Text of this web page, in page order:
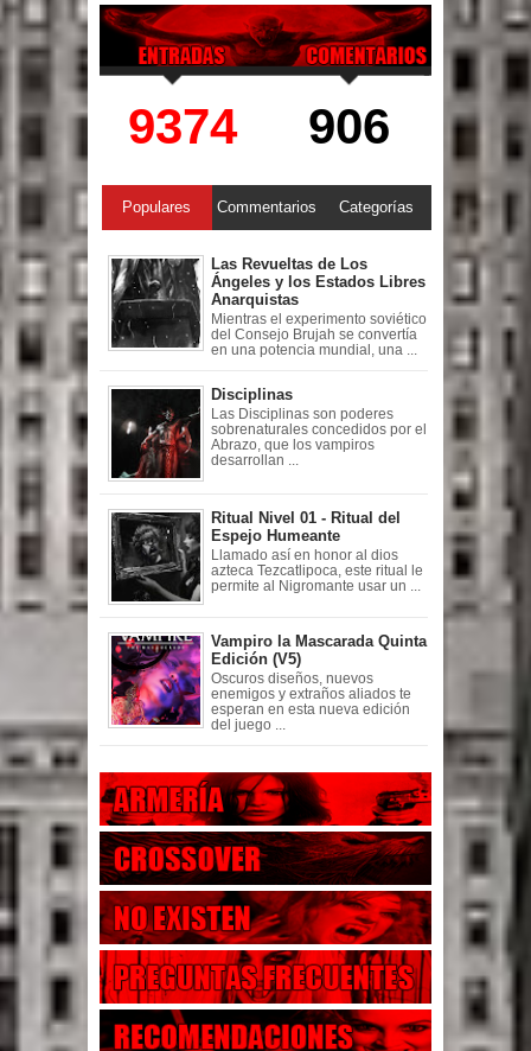
9374 906
Populares Commentarios Categorías
Las Revueltas de Los
Ángeles y los Estados Libres
Anarquistas
Mientras el experimento soviético
del Consejo Brujah se convertía
en una potencia mundial, una ...
Disciplinas
Las Disciplinas son poderes
sobrenaturales concedidos por el
Abrazo, que los vampiros
desarrollan ...
Ritual Nivel 01 - Ritual del
Espejo Humeante
Llamado así en honor al dios
azteca Tezcatlipoca, este ritual le
permite al Nigromante usar un ...
Vampiro la Mascarada Quinta
Edición (V5)
Oscuros diseños, nuevos
enemigos y extraños aliados te
esperan en esta nueva edición
del juego ...